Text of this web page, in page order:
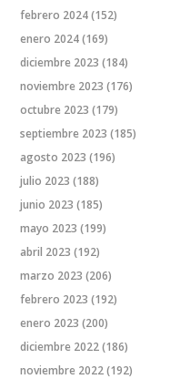
febrero 2024(152)
enero 2024(169)
diciembre 2023 (184)
noviembre 2023 (176)
octubre 2023 (179)
septiembre 2023 (185)
agosto 2023 (196)
julio 2023 (188)
junio 2023 (185)
mayo 2023 (199)
abril 2023 (192)
marzo 2023 (206)
febrero 2023 (192)
enero 2023 (200)
diciembre 2022(186)
noviembre 2022(192)